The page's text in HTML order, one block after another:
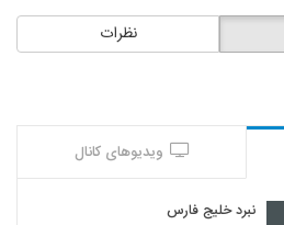
نظرات
ویدیوهای کانال
نبرد خلیج فارس